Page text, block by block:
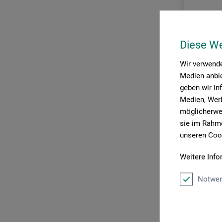
Diese
Wir
Medien
geben wir
Medien,
sie im
unseren
Weitere